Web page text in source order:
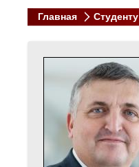
Главная Студенту